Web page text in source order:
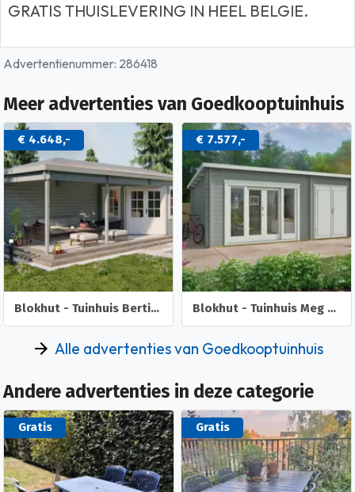
GRATIS THUISLEVERING IN HEEL BELGIE.
Advertentienummer: 286418
Meer advertenties van Goedkooptuinhuis
€ 4.648,-
Blokhut - Tuinhuis Bertil | 44 mm | vuren onbehandeld
€ 7.577,-
Blokhut - Tuinhuis Meg | 44 mm | onbehandeld
Alle advertenties van Goedkooptuinhuis
Andere advertenties in deze categorie
Gratis Gratis